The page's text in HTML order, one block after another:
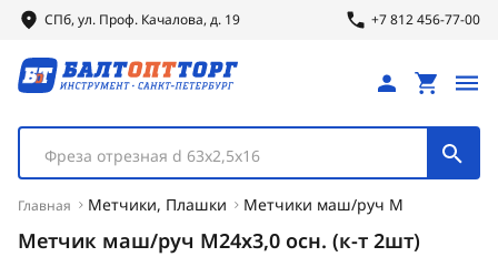
СПб, ул. Проф. Качалова, д. 19 +7 812 456-77-00
Фреза отрезная d 63х2,5х16
Главная Метчики, Плашки Метчики маш/руч М
Метчик маш/руч М24х3,0 осн. (к-т 2шт)